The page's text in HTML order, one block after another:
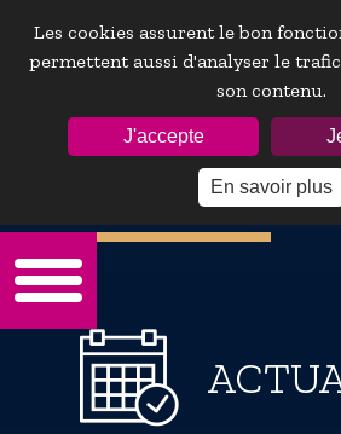
Les cookies assurent le bon
permettent aussi d'analyser le
son contenu.
J'accepte
En savoir plus
Mot de passe